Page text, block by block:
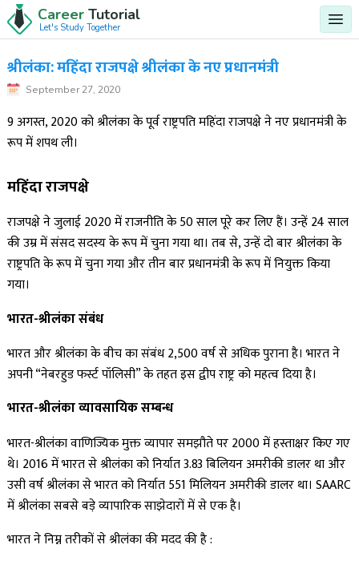
Career Tutorial
Let's Study Together
श्रीलंका: महिंदा राजपक्षे श्रीलंका के नए प्रधानमंत्री
September 27, 2020
9 अगस्त, 2020 को श्रीलंका के पूर्व राष्ट्रपति महिंदा राजपक्षे ने नए प्रधानमंत्री के
रूप में शपथ ली।
महिंदा राजपक्षे
राजपक्षे ने जुलाई 2020 में राजनीति के 50 साल पूरे कर लिए हैं। उन्हें 24 साल
की उम्र में संसद सदस्य के रूप में चुना गया था। तब से, उन्हें दो बार श्रीलंका के
राष्ट्रपति के रूप में चुना गया और तीन बार प्रधानमंत्री के रूप में नियुक्त किया
गया।
भारत-श्रीलंका संबंध
भारत और श्रीलंका के बीच का संबंध 2,500 वर्ष से अधिक पुराना है। भारत ने
अपनी “नेबरहुड फर्स्ट पॉलिसी” के तहत इस द्वीप राष्ट्र को महत्व दिया है।
भारत-श्रीलंका व्यावसायिक सम्बन्ध
भारत-श्रीलंका वाणिज्यिक मुक्त व्यापार समझौते पर 2000 में हस्ताक्षर किए गए
थे। 2016 में भारत से श्रीलंका को निर्यात 3.83 बिलियन अमरीकी डालर था और
उसी वर्ष श्रीलंका से भारत को निर्यात 551 मिलियन अमरीकी डालर था। SAARC
में श्रीलंका सबसे बड़े व्यापारिक साझेदारों में से एक है।
भारत ने निम्न तरीकों से श्रीलंका की मदद की है :